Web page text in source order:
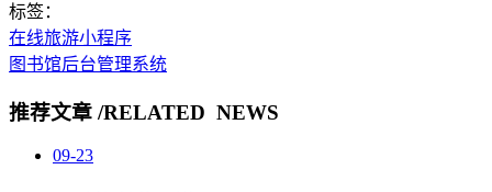
标签：
在线旅游小程序
图书馆后台管理系统
推荐文章 /RELATED NEWS
09-23